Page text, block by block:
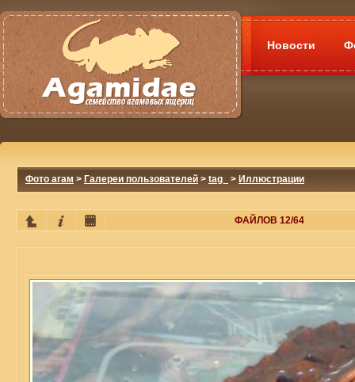
Новости
Фото агам > Галереи пользователей > tag_ > Иллюстрации
ФАЙЛОВ 12/64